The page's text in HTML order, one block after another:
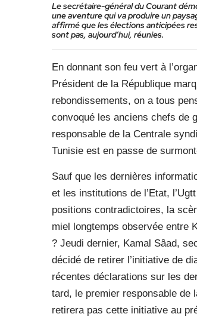
Le secrétaire-général du Courant
une aventure qui va produire un
affirmé que les élections anticipées
sont pas, aujourd’hui, réunies.
En donnant son feu vert à
Président de la République
rebondissements, on a tous
convoqué les anciens chefs de
responsable de la Centrale
Tunisie est en passe de
Sauf que les dernières
et les institutions de l’Etat,
positions contradictoires, la
miel longtemps observée entre
? Jeudi dernier, Kamal Sâad,
décidé de retirer l’initiative de
récentes déclarations sur les
tard, le premier responsable de
retirera pas cette initiative au